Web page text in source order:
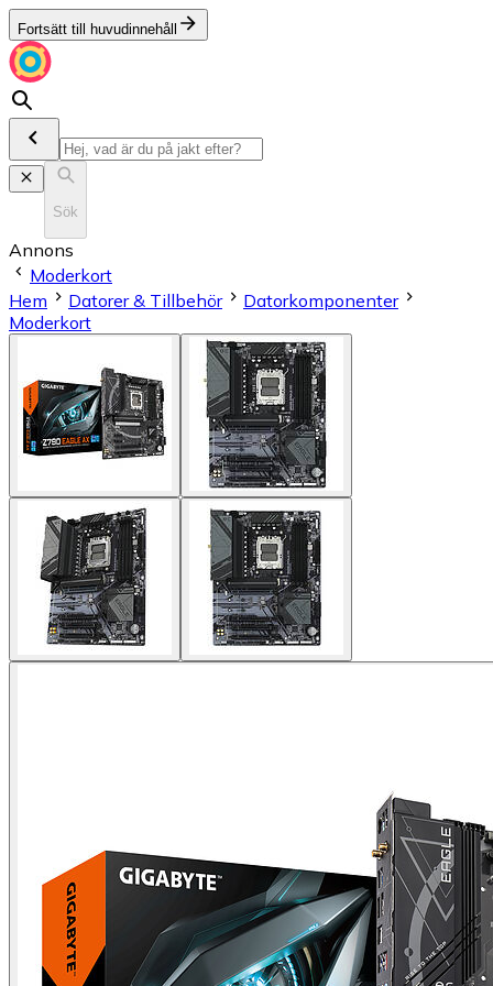
Fortsätt till huvudinnehåll
Sök
Annons
Moderkort
Hem
Datorer & Tillbehör
Datorkomponenter
Moderkort